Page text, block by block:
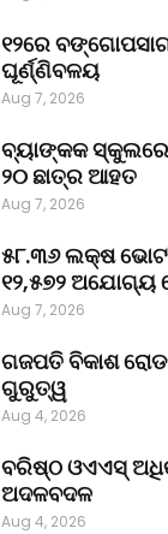
୧୨ରେ
ଘୂର୍ଣ୍ଣିବଳୟ
Aug 7, 2026
ବ୍ୟାଙ୍କକ
୨୦ ଛାତ୍ର ଆହତ
Aug 7, 2026
୫୮.୩୬ ଲକ୍ଷ
୧୨,୫୭୨ ଅଯୋଗ୍ୟ
Aug 7, 2026
ଗଜପତି ବିକାଶ
ଗୁରୁତ୍ୱ
Aug 4, 2026
ବରିଷ୍ଠ ଓଏଏସ୍‌
ଅଦଳବଦଳ
Aug 4, 2026